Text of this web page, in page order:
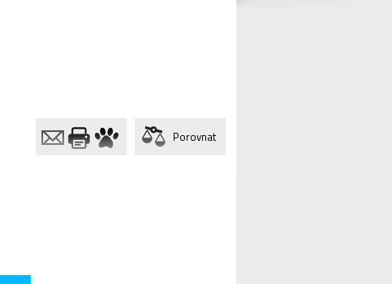
Porovnat